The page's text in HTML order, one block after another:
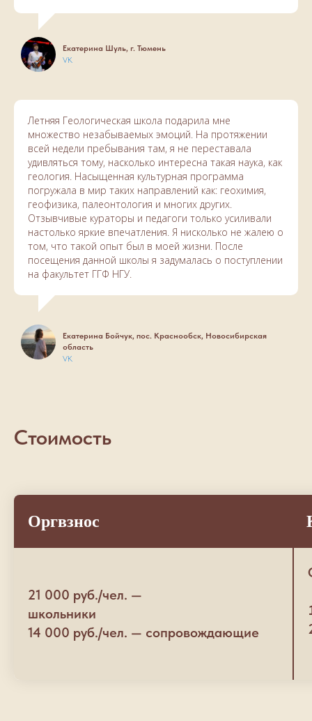
Екатерина Шуль, г. Тюмень
VK
Летняя Геологическая школа подарила мне
множество незабываемых эмоций. На протяжении
всей недели пребывания там, я не переставала
удивляться тому, насколько интересна такая наука, как
геология. Насыщенная культурная программа
погружала в мир таких направлений как: геохимия,
геофизика, палеонтология и многих других.
Отзывчивые кураторы и педагоги только усиливали
настолько яркие впечатления. Я нисколько не жалею о
том, что такой опыт был в моей жизни. После
посещения данной школы я задумалась о поступлении
на факультет ГГФ НГУ.
Екатерина Бойчук, пос. Краснообск, Новосибирская
область
VK
Стоимость
Оргвзнос
21 000 руб./чел. —
школьники
14 000 руб./чел. — сопровождающие